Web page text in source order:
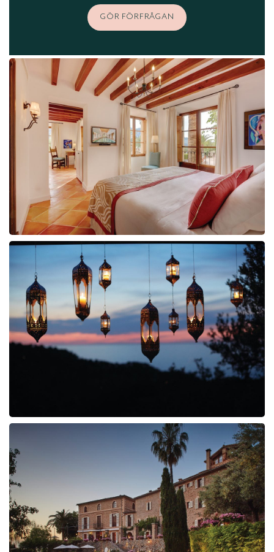
GÖR FÖRFRÅGAN